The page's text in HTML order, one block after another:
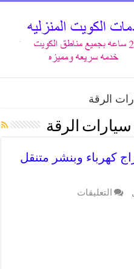
الرقة
الرقة
الرقة 99009551 كراج كهرباء وبنشر متنقل
التعليقات